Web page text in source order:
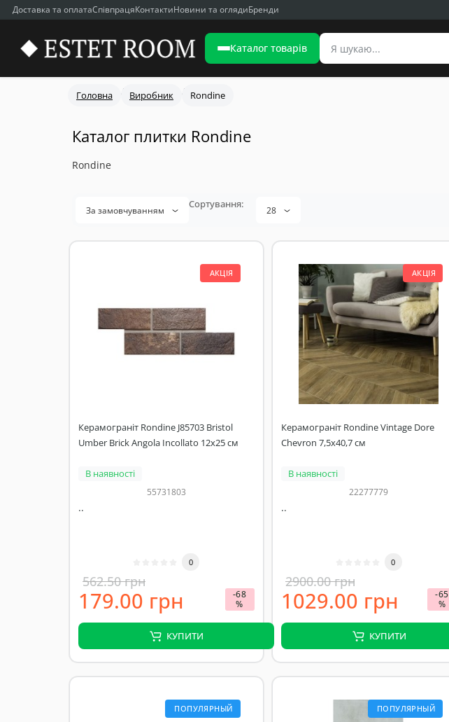
Доставка та оплатаСпівпрацяКонтактиНовини та оглядиБренди
Каталог товарів
Головна Виробник Rondine
Каталог плитки Rondine
Rondine
За замовчуванням 28
АКЦІЯ
Керамограніт Rondine J85703 Bristol
Umber Brick Angola Incollato 12x25 см
В наявності
55731803
..
0
562.50 грн
-68
%
179.00 грн
КУПИТИ
АКЦІЯ
Керамограніт Rondine Vintage Dore
Chevron 7,5x40,7 см
В наявності
22277779
..
0
2900.00 грн
-65
%
1029.00 грн
КУПИТИ
ПОПУЛЯРНЫЙ ПОПУЛЯРНЫЙ